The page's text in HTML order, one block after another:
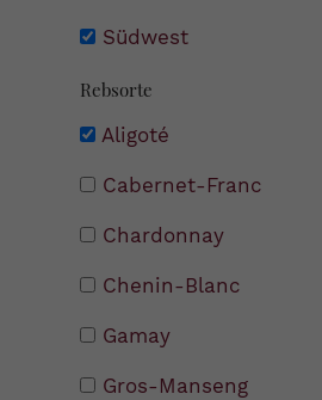
Südwest
Rebsorte
Aligoté
Cabernet-Franc
Chardonnay
Chenin-Blanc
Gamay
Gros-Manseng